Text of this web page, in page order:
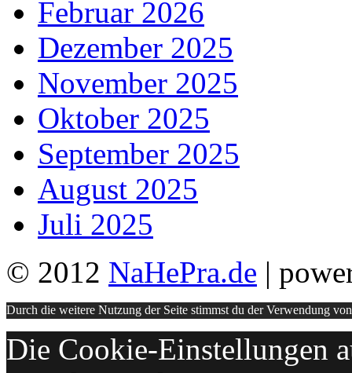
Februar 2026
Dezember 2025
November 2025
Oktober 2025
September 2025
August 2025
Juli 2025
© 2012 NaHePra.de |
Durch die weitere Nutzung der Seite stimmst du der Verwendung
Die Cookie-Einstellungen